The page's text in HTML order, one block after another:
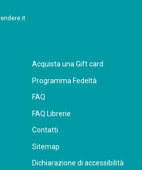
Acquista una Gift card
Programma Fedeltà
FAQ
FAQ Librerie
Contatti
Sitemap
Dichiarazione di accessibilità